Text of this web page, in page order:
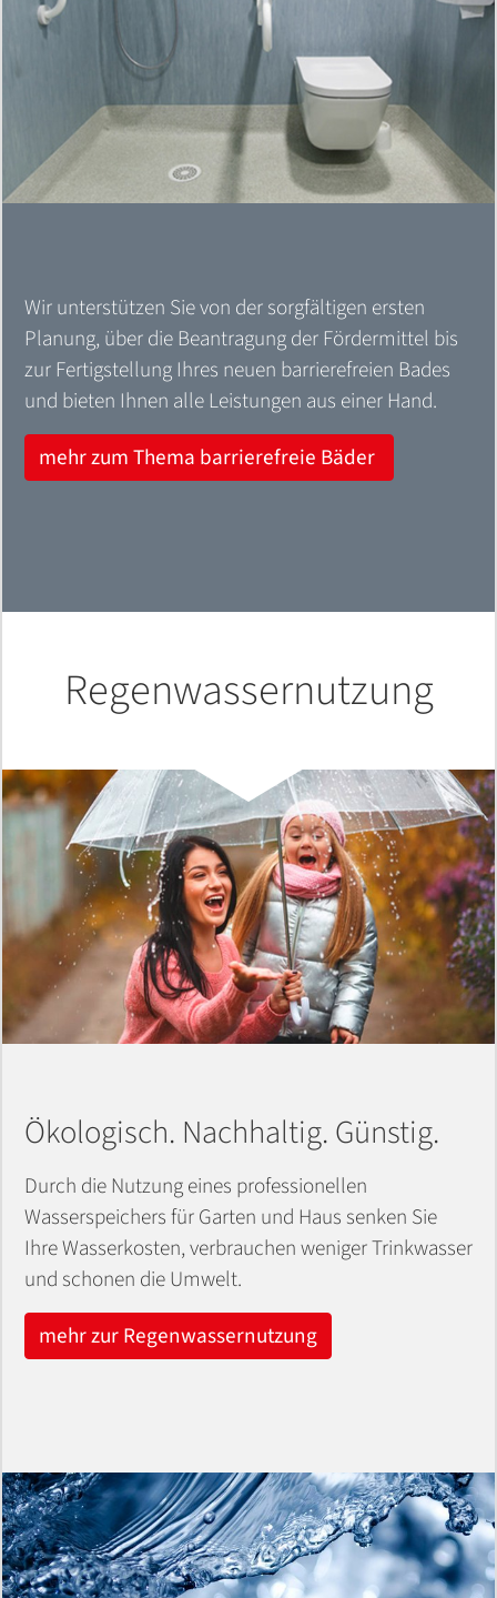
Wir unterstützen Sie von der sorgfältigen ersten
Planung, über die Beantragung der Fördermittel bis
zur Fertigstellung Ihres neuen barrierefreien Bades
und bieten Ihnen alle Leistungen aus einer Hand.
mehr zum Thema barrierefreie Bäder
Regenwassernutzung
Ökologisch. Nachhaltig. Günstig.
Durch die Nutzung eines professionellen
Wasserspeichers für Garten und Haus senken Sie
Ihre Wasserkosten, verbrauchen weniger Trinkwasser
und schonen die Umwelt.
mehr zur Regenwassernutzung